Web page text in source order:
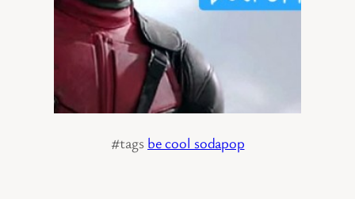
#tags be cool sodapop